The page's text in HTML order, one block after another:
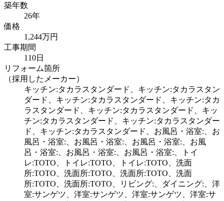
築年数
26年
価格
1,244万円
工事期間
110日
リフォーム箇所
（採用したメーカー）
キッチン:タカラスタンダード、キッチン:タカラスタン
ダード、キッチン:タカラスタンダード、キッチン:タカ
ラスタンダード、キッチン:タカラスタンダード、キッ
チン:タカラスタンダード、キッチン:タカラスタンダー
ド、キッチン:タカラスタンダード、お風呂・浴室:、お
風呂・浴室:、お風呂・浴室:、お風呂・浴室:、お風
呂・浴室:、お風呂・浴室:、お風呂・浴室:、トイ
レ:TOTO、トイレ:TOTO、トイレ:TOTO、洗面
所:TOTO、洗面所:TOTO、洗面所:TOTO、洗面
所:TOTO、洗面所:TOTO、リビング:、ダイニング:、洋
室:サンゲツ、洋室:サンゲツ、洋室:サンゲツ、洋室:サ